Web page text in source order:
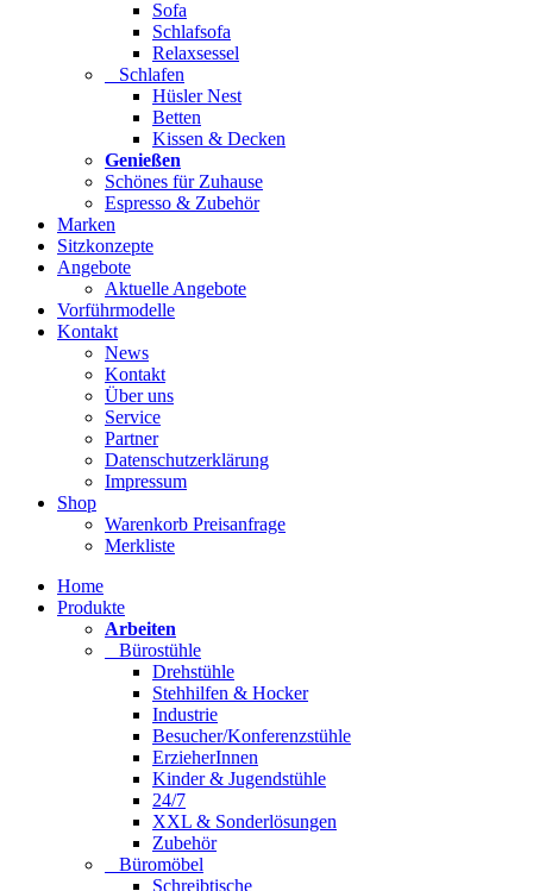
Sofa
Schlafsofa
Relaxsessel
Schlafen
Hüsler Nest
Betten
Kissen & Decken
Genießen
Schönes für Zuhause
Espresso & Zubehör
Marken
Sitzkonzepte
Angebote
Aktuelle Angebote
Vorführmodelle
Kontakt
News
Kontakt
Über uns
Service
Partner
Datenschutzerklärung
Impressum
Shop
Warenkorb Preisanfrage
Merkliste
Home
Produkte
Arbeiten
Bürostühle
Drehstühle
Stehhilfen & Hocker
Industrie
Besucher/Konferenzstühle
ErzieherInnen
Kinder & Jugendstühle
24/7
XXL & Sonderlösungen
Zubehör
Büromöbel
Schreibtische